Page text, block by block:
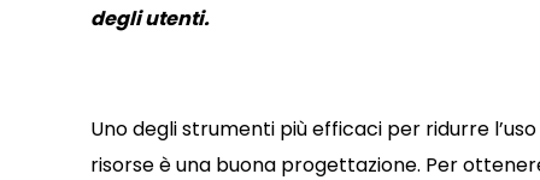
degli utenti.
Uno degli strumenti più efficaci per ridurre
risorse è una buona progettazione. Per